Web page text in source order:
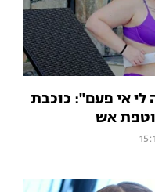
לי אי פעם": כוכבת
אש